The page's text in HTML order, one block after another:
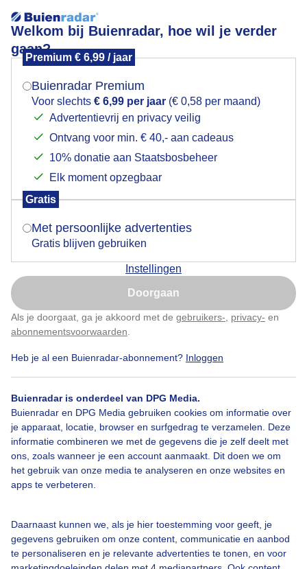
Welkom bij Buienradar, hoe wil je verder
gaan?
Premium € 6,99 / jaar
Buienradar Premium
Voor slechts € 6,99 per jaar (€ 0,58 per maand)
Advertentievrij en privacy veilig
Ontvang voor min. € 40,- aan cadeaus
10% donatie aan Staatsbosbeheer
Elk moment opzegbaar
Gratis
Met persoonlijke advertenties
Gratis blijven gebruiken
Instellingen
Doorgaan
Als je doorgaat, ga je akkoord met de gebruikers- privacy- en
abonnementsvoorwaarden
Heb je al een Buienradar-abonnement? Inloggen
Buienradar is onderdeel van DPG Media.
Buienradar en DPG Media gebruiken cookies om informatie over
je apparaat, locatie, browser en surfgedrag te verzamelen. Deze
informatie combineren we met de gegevens die je zelf deelt met
ons, zoals wanneer je een account aanmaakt. Dit doen we om
het gebruik van onze media te analyseren en onze websites en
apps te verbeteren.
Daarnaast kunnen we, als je hier toestemming voor geeft, je
gegevens gebruiken om onze content, communicatie en aanbod
te personaliseren en je relevante advertenties te tonen, en voor
dd jas kon wel uit, gewoon warm.met die zon erbij
Door: Astrid Wiessner Hoog
Bekijk slideshow
Een moment geduld aub...
Mogen we je locatie gebruiken voor het
Indien je hier nog geen akkoord op hebt gegeven,
verschijnt er zo een pop-up uit je browser waarin
Is goed, toon de popup
Nu niet, misschien later
Klik hierom dit aan te passen